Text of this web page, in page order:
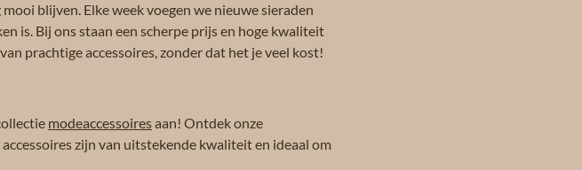
blijven. Elke week voegen we nieuwe sieraden
is. Bij ons staan een scherpe prijs en hoge kwaliteit
prachtige accessoires, zonder dat het je veel kost!
modeaccessoiresaan! Ontdek onze
accessoires zijn van uitstekende kwaliteit en ideaal om